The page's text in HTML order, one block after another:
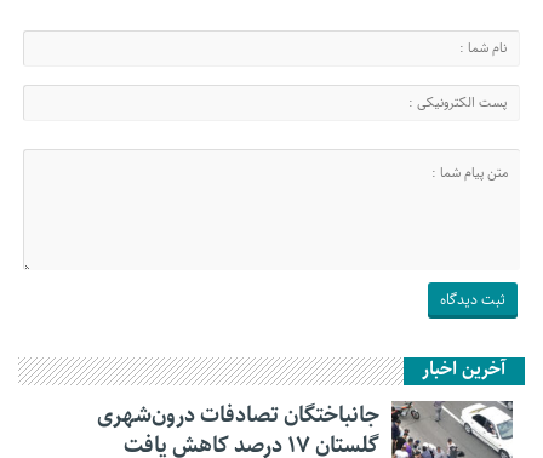
آخرین اخبار
جانباختگان تصادفات درون‌شهری
گلستان ۱۷ درصد کاهش یافت